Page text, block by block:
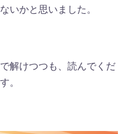
いかと思いました。
解けつつも、読んでくだ
。